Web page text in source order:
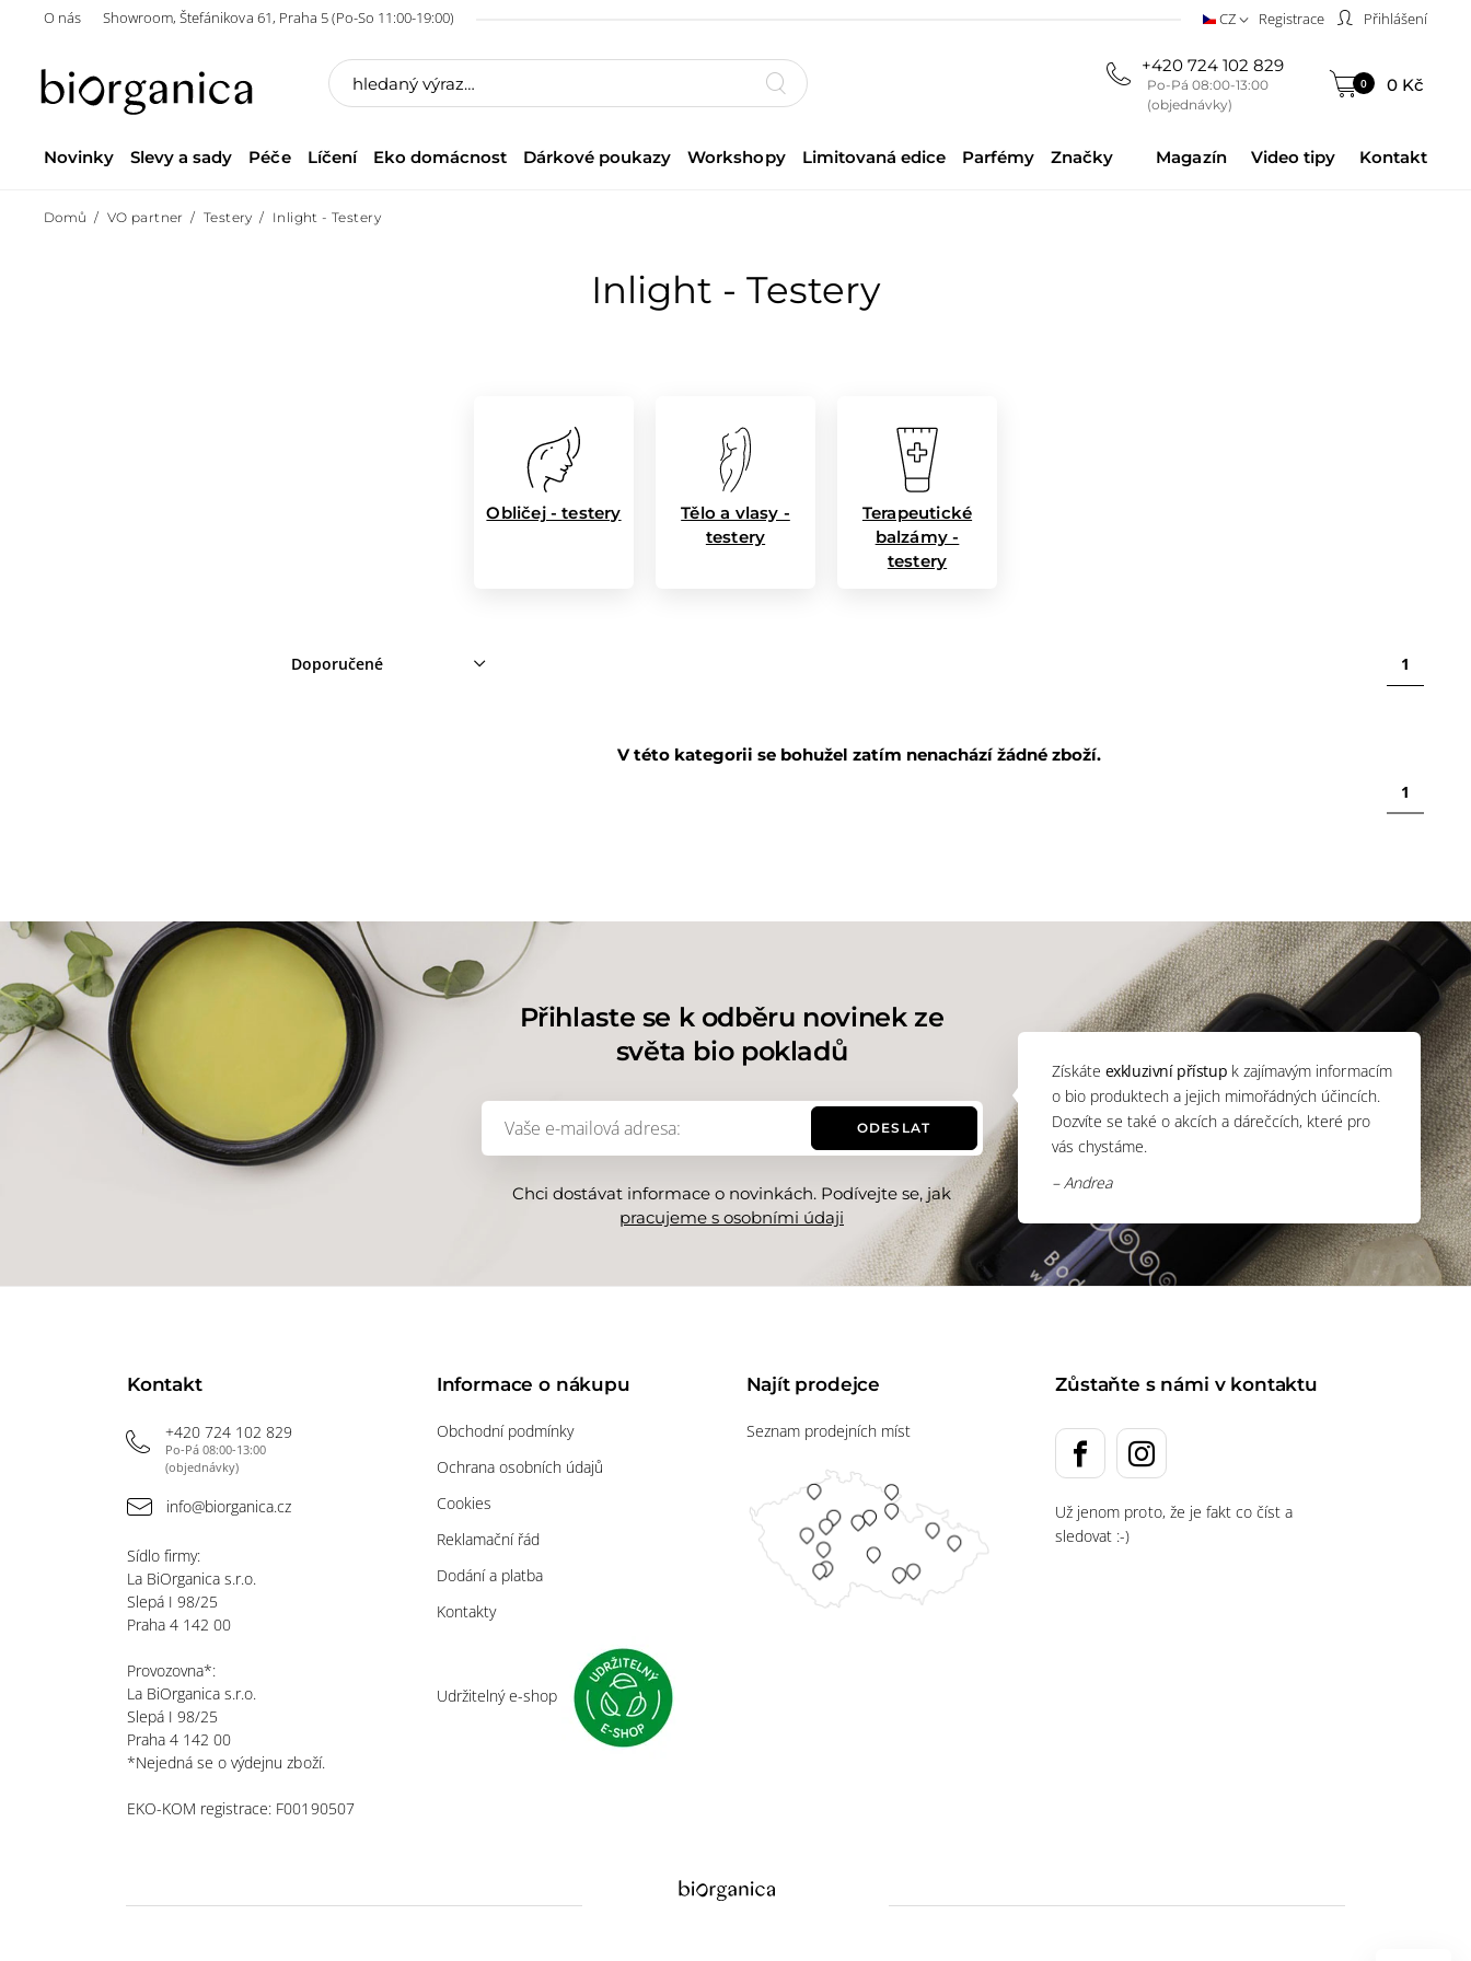
O nás Showroom, Štefánikova 61, Praha 5 (Po-So 11:00-19:00) CZ Registrace Přihlášení
+420 724 102 829
Po-Pá 08:00-13:00
(objednávky)
0 0 Kč
Novinky Slevy a sady Péče Líčení Eko domácnost Dárkové poukazy Workshopy Limitovaná edice Parfémy Značky Magazín Video tipy Kontakt
Domů VO partner Testery Inlight - Testery
Inlight - Testery
Obličej - testery
Tělo a vlasy -
testery
Terapeutické
balzámy -
testery
Doporučené 1
V této kategorii se bohužel zatím nenachází žádné zboží.
1
Přihlaste se k odběru novinek ze
světa bio pokladů
ODESLAT
Chci dostávat informace o novinkách. Podívejte se, jak
pracujeme s osobními údaji
Získáte exkluzivní přístup k zajímavým informacím
o bio produktech a jejich mimořádných účincích.
Dozvíte se také o akcích a dárečcích, které pro
vás chystáme.
– Andrea
Kontakt
+420 724 102 829
Po-Pá 08:00-13:00
(objednávky)
info@biorganica.cz
Sídlo firmy:
La BiOrganica s.r.o.
Slepá I 98/25
Praha 4 142 00
Provozovna*:
La BiOrganica s.r.o.
Slepá I 98/25
Praha 4 142 00
*Nejedná se o výdejnu zboží.
EKO-KOM registrace: F00190507
Informace o nákupu
Obchodní podmínky
Ochrana osobních údajů
Cookies
Reklamační řád
Dodání a platba
Kontakty
Udržitelný e-shop
Najít prodejce
Seznam prodejních míst
Zůstaňte s námi v kontaktu
Už jenom proto, že je fakt co číst a
sledovat :-)